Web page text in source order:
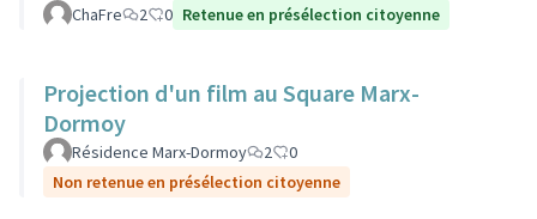
ChaFre 2 0 Retenue en présélection citoyenne
Projection d'un film au Square Marx-
Dormoy
Résidence Marx-Dormoy 2
0
Non retenue en présélection citoyenne